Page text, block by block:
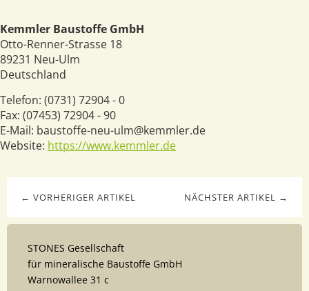
Kemmler Baustoffe GmbH
Otto-Renner-Strasse 18
89231 Neu-Ulm
Deutschland
Telefon: (0731) 72904 - 0
Fax: (07453) 72904 - 90
E-Mail: baustoffe-neu-ulm@kemmler.de
Website: https://www.kemmler.de
NÄCHSTER ARTIKEL →
← VORHERIGER ARTIKEL
STONES Gesellschaft
für mineralische Baustoffe GmbH
Warnowallee 31 c